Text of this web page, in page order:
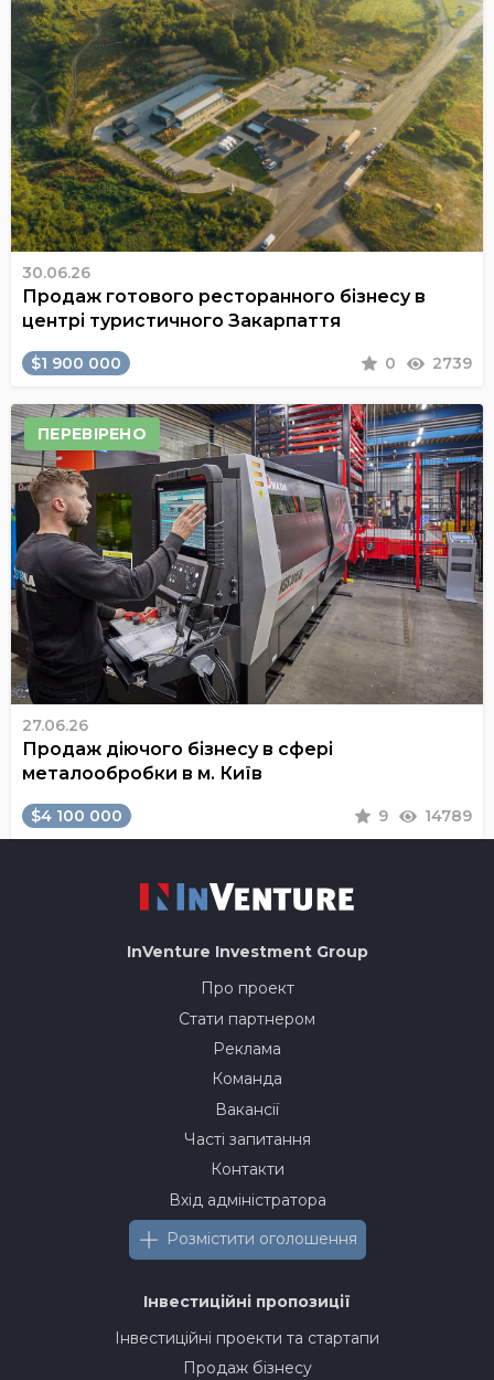
30.06.26
Продаж готового ресторанного бізнесу в
центрі туристичного Закарпаття
$1 900 000 0 2739
ПЕРЕВІРЕНО
27.06.26
Продаж діючого бізнесу в сфері
металообробки в м. Київ
$4 100 000 9 14789
InVenture Investment Group
Про проект
Стати партнером
Реклама
Команда
Вакансії
Часті запитання
Контакти
Вхід адміністратора
Розмістити оголошення
Інвестиційні пропозиції
Інвестиційні проекти та стартапи
Продаж бізнесу